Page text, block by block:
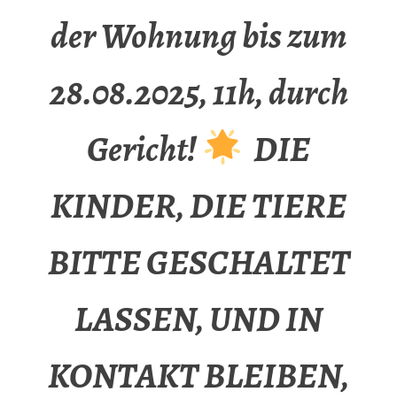
der Wohnung bis zum
28.08.2025, 11h, durch
Gericht!
DIE
KINDER, DIE TIERE
BITTE GESCHALTET
LASSEN, UND IN
KONTAKT BLEIBEN,